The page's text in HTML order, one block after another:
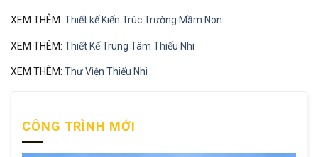
XEM THÊM: Thiết kế Kiến Trúc Trường Mầm Non
XEM THÊM: Thiết Kế Trung Tâm Thiếu Nhi
XEM THÊM: Thư Viện Thiếu Nhi
CÔNG TRÌNH MỚI